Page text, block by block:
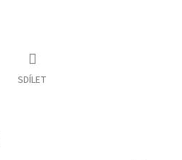
SDÍLET